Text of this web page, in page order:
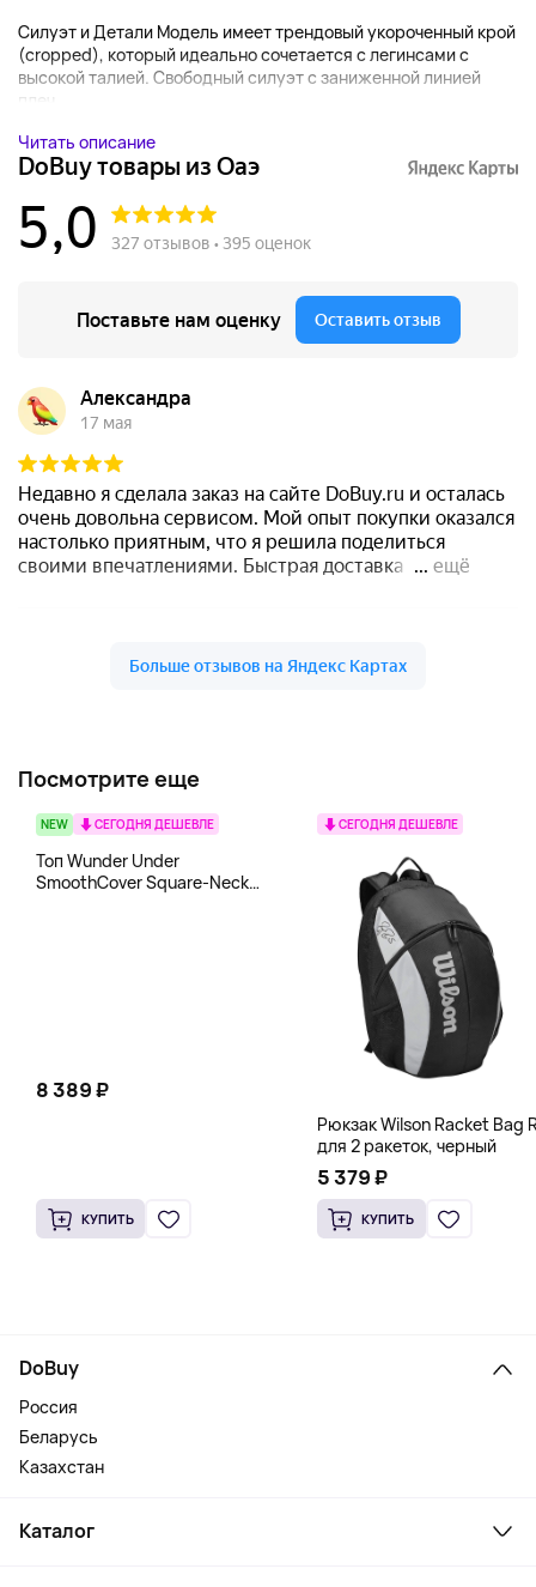
Силуэт и Детали Модель имеет трендовый укороченный крой
(cropped), который идеально сочетается с легинсами с
высокой талией. Свободный силуэт с заниженной линией
плеч ...
Читать описание
Посмотрите еще
NEW СЕГОДНЯ ДЕШЕВЛЕ
Топ Wunder Under
SmoothCover Square-Neck
8 389 ₽
КУПИТЬ
СЕГОДНЯ ДЕШЕВЛЕ
Рюкзак Wilson Racket Bag
для 2 ракеток, черный
5 379 ₽
КУПИТЬ
DoBuy
Россия
Беларусь
Казахстан
Каталог